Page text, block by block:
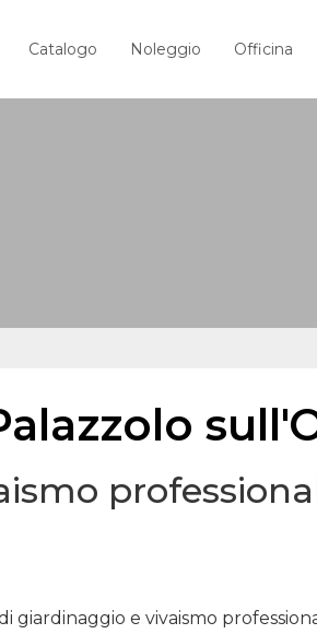
Catalogo Noleggio Officina
giardinaggio e vivaismo